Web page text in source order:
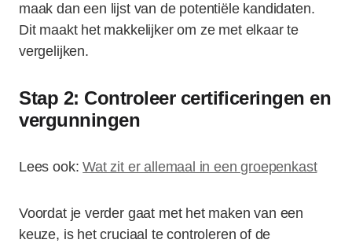
maak dan een lijst van de potentiële kandidaten.
Dit maakt het makkelijker om ze met elkaar te
vergelijken.
Stap 2: Controleer certificeringen en
vergunningen
Lees ook:Wat zit er allemaal in een groepenkast
Voordat je verder gaat met het maken van een
keuze, is het cruciaal te controleren of de